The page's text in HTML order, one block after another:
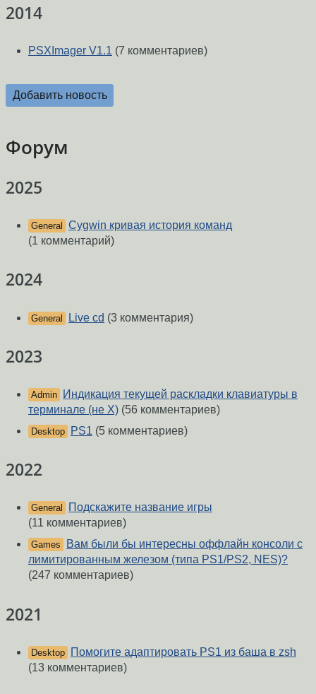
2014
PSXImager V1.1 (7 комментариев)
Добавить новость
Форум
2025
General
Cygwin кривая история команд
(1 комментарий)
2024
General Live cd (3 комментария)
2023
Admin
Индикация текущей раскладки клавиатуры в
терминале (не X) (56 комментариев)
Desktop PS1 (5 комментариев)
2022
General
Подскажите название игры
(11 комментариев)
Games
Вам были бы интересны оффлайн консоли с
лимитированным железом (типа PS1/PS2, NES)?
(247 комментариев)
2021
Desktop
Помогите адаптировать PS1 из баша в zsh
(13 комментариев)